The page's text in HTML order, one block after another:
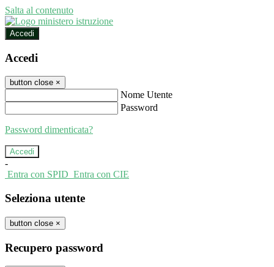
Salta al contenuto
Accedi
Accedi
button close ×
Nome Utente
Password
Password dimenticata?
-
Entra con SPID Entra con CIE
Seleziona utente
button close ×
Recupero password